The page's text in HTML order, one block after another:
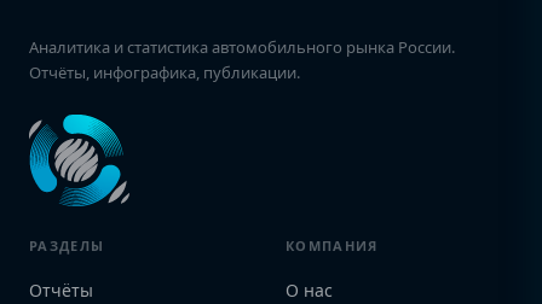
Аналитика и статистика автомобильного рынка России.
Отчёты, инфографика, публикации.
РАЗДЕЛЫ
Отчёты
КОМПАНИЯ
О нас